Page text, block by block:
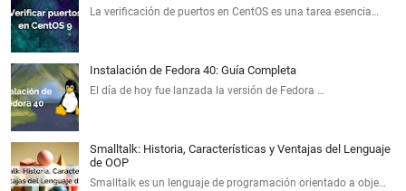
La verificación de puertos en CentOS es una tarea esencia…
Instalación de Fedora 40: Guía Completa
El día de hoy fue lanzada la versión de Fedora …
Smalltalk: Historia, Características y Ventajas del Lenguaje
de OOP
Smalltalk es un lenguaje de programación orientado a obje…